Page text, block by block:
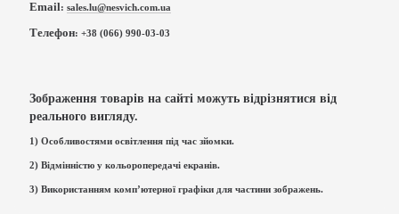
Email: sales.lu@nesvich.com.ua
Телефон: +38 (066) 990-03-03
Зображення товарів на сайті можуть відрізнятися від
реального вигляду.
1) Особливостями освітлення під час зйомки.
2) Відмінністю у кольоропередачі екранів.
3) Використанням комп’ютерної графіки для частини зображень.